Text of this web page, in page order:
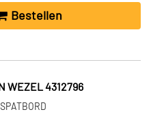
Bestellen
WEZEL 4312796